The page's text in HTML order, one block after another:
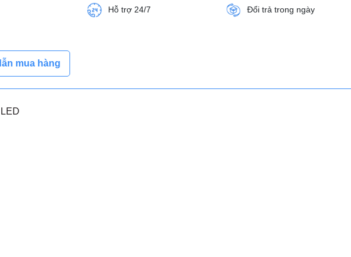
Hỗ trợ 24/7
Đổi trả trong ngày
mua hàng